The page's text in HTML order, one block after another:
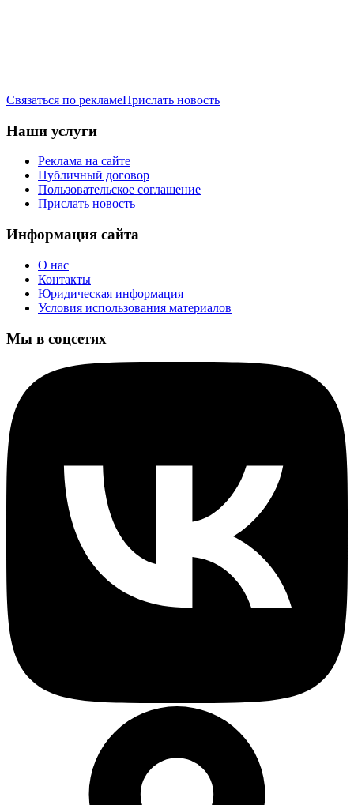
Связаться по рекламеПрислать новость
Наши услуги
Реклама на сайте
Публичный договор
Пользовательское соглашение
Прислать новость
Информация сайта
О нас
Контакты
Юридическая информация
Условия использования материалов
Мы в соцсетях